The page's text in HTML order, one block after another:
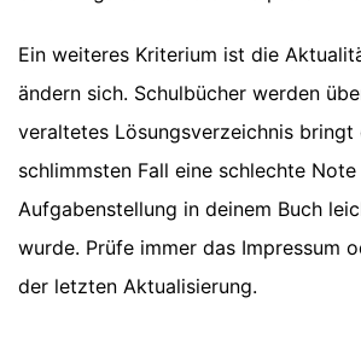
Ein weiteres Kriterium ist die
ändern sich. Schulbücher werden
veraltetes Lösungsverzeichnis bringt
schlimmsten Fall eine schlechte
Aufgabenstellung in deinem Buch
wurde. Prüfe immer das Impressum
der letzten Aktualisierung.